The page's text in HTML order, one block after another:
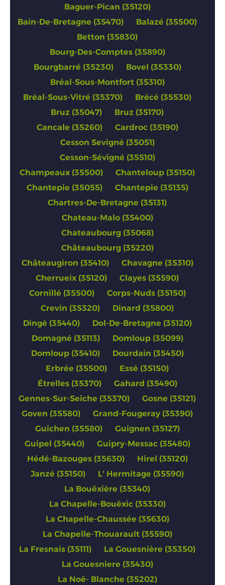
Baguer-Pican (35120)
Bain-De-Bretagne (35470)
Balazé (35500)
Betton (35830)
Bourg-Des-Comptes (35890)
Bourgbarré (35230)
Bovel (35330)
Bréal-Sous-Montfort (35310)
Bréal-Sous-Vitré (35370)
Brécé (35530)
Bruz (35047)
Bruz (35170)
Cancale (35260)
Cardroc (35190)
Cesson Sevigné (35051)
Cesson-Sévigné (35510)
Champeaux (35500)
Chanteloup (35150)
Chantepie (35055)
Chantepie (35135)
Chartres-De-Bretagne (35131)
Chateau-Malo (35400)
Chateaubourg (35068)
Châteaubourg (35220)
Châteaugiron (35410)
Chavagne (35310)
Cherrueix (35120)
Clayes (35590)
Cornillé (35500)
Corps-Nuds (35150)
Crevin (35320)
Dinard (35800)
Dingé (35440)
Dol-De-Bretagne (35120)
Domagné (35113)
Domloup (35099)
Domloup (35410)
Dourdain (35450)
Erbrée (35500)
Essé (35150)
Étrelles (35370)
Gahard (35490)
Gennes-Sur-Seiche (35370)
Gosne (35121)
Goven (35580)
Grand-Fougeray (35390)
Guichen (35580)
Guignen (35127)
Guipel (35440)
Guipry-Messac (35480)
Hédé-Bazouges (35630)
Hirel (35120)
Janzé (35150)
L' Hermitage (35590)
La Bouëxière (35340)
La Chapelle-Bouëxic (35330)
La Chapelle-Chaussée (35630)
La Chapelle-Thouarault (35590)
La Fresnais (35111)
La Gouesnière (35350)
La Gouesniere (35430)
La Noë- Blanche (35202)